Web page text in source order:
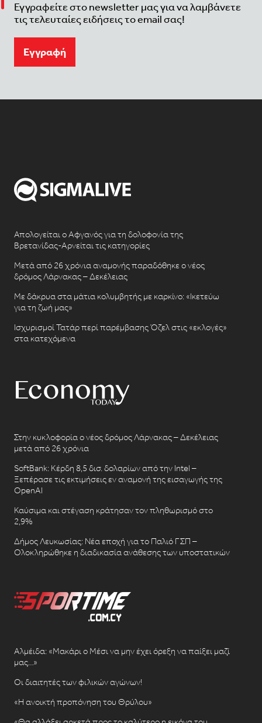
Εγγραφείτε στο newsletter μας για να λαμβάνετε
τις τελευταίες ειδήσεις το email σας!
Eγγραφή
Απολογείται ο Αφγανός για τη δολοφονία της
Βρετανίδας-Αρνείται τις κατηγορίες
Μετά από 26 χρόνια αναμονής παραδόθηκε ο νέος
δρόμος Λάρνακας – Δεκέλειας
Με δάκρυα στα μάτια κολυμβητής με καρκίνο: «Ικετεύω
για τη ζωή μας»
Ισχυρισμοί Τατάρ περί παρέμβασης Όζελ στις «εκλογές»
στα κατεχόμενα
Στην κυκλοφορία ο νέος δρόμος Λάρνακας – Δεκέλειας
μετά από 26 χρόνια
SoftBank: Κέρδη 8,5 δισ. δολαρίων από την Intel –
Ξεπέρασε τις εκτιμήσεις εν αναμονή της εισαγωγής της
OpenAI
Καύσιμα και στέγαση κράτησαν τον πληθωρισμό στο
2,9%
Δήμος Λευκωσίας: Νέα εποχή για το Παλιό ΓΣΠ –
Ολοκληρώθηκε η διαδικασία ανάθεσης των υποστατικών
Αλμέιδα: «Μακάρι ο Μέσι να μην έχει όρεξη να παίξει μαζί
μας…»
Οι διαιτητές των φιλικών αγώνων!
«Η ανοικτή προπόνηση του Θρύλου»